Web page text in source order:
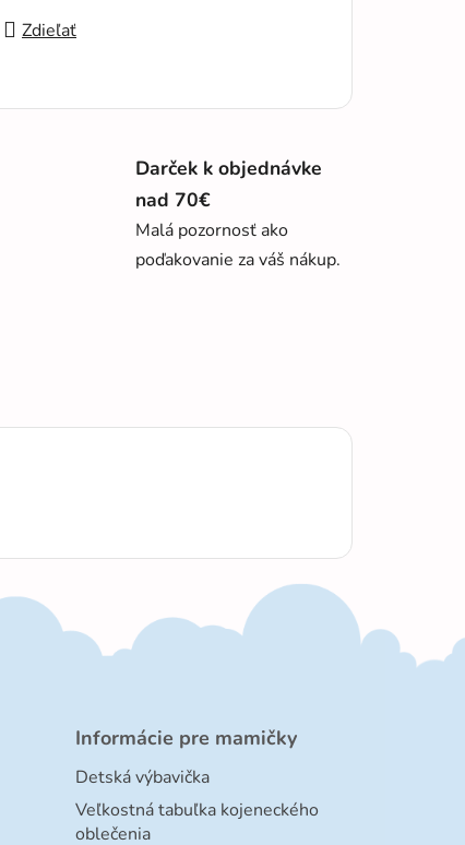
Zdieľať
Darček k objednávke
nad 70€
Malá pozornosť ako
poďakovanie za váš nákup.
Informácie pre mamičky
Detská výbavička
Veľkostná tabuľka kojeneckého
oblečenia